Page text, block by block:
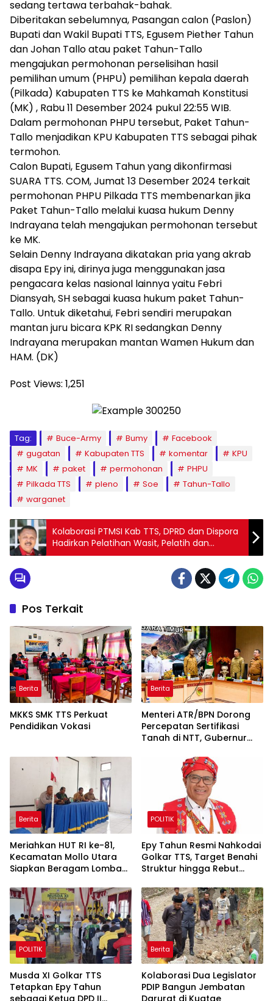
sedang tertawa terbahak-bahak.
Diberitakan sebelumnya, Pasangan calon (Paslon)
Bupati dan Wakil Bupati TTS, Egusem Piether Tahun
dan Johan Tallo atau paket Tahun-Tallo
mengajukan permohonan perselisihan hasil
pemilihan umum (PHPU) pemilihan kepala daerah
(Pilkada) Kabupaten TTS ke Mahkamah Konstitusi
(MK) , Rabu 11 Desember 2024 pukul 22:55 WIB.
Dalam permohonan PHPU tersebut, Paket Tahun-
Tallo menjadikan KPU Kabupaten TTS sebagai pihak
termohon.
Calon Bupati, Egusem Tahun yang dikonfirmasi
SUARA TTS. COM, Jumat 13 Desember 2024 terkait
permohonan PHPU Pilkada TTS membenarkan jika
Paket Tahun-Tallo melalui kuasa hukum Denny
Indrayana telah mengajukan permohonan tersebut
ke MK.
Selain Denny Indrayana dikatakan pria yang akrab
disapa Epy ini, dirinya juga menggunakan jasa
pengacara kelas nasional lainnya yaitu Febri
Diansyah, SH sebagai kuasa hukum paket Tahun-
Tallo. Untuk diketahui, Febri sendiri merupakan
mantan juru bicara KPK RI sedangkan Denny
Indrayana merupakan mantan Wamen Hukum dan
HAM. (DK)
Post Views: 1,251
Tag: Buce-Army Bumy
Facebook
gugatan
Kabupaten TTS komentar
KPU
MK
paket permohonan
PHPU
Pilkada TTS
pleno Soe
Tahun-Tallo
warganet
Kolaborasi PTMSI Kab TTS, DPRD dan Dispora
Hadirkan Pelatihan Wasit, Pelatih dan
Turnament Tenis Meja DPRD Cup 1
Pos Terkait
Berita
MKKS SMK TTS Perkuat
Pendidikan Vokasi
Berita
Menteri ATR/BPN Dorong
Percepatan Sertifikasi
Tanah di NTT, Gubernur
Berita
Meriahkan HUT RI ke-81,
Kecamatan Mollo Utara
Siapkan Beragam Lomba
Dilarang
POLITIK
Epy Tahun Resmi Nahkodai
Golkar TTS, Target Benahi
Struktur hingga Rebut
POLITIK
Musda XI Golkar TTS
Tetapkan Epy Tahun
Berita
Kolaborasi Dua Legislator
PDIP Bangun Jembatan